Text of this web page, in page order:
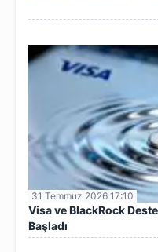
31 Temmuz 2026 17:10
Visa ve BlackRock
Başladı